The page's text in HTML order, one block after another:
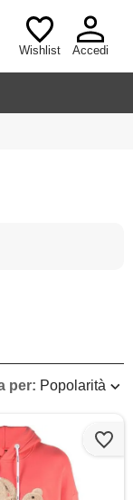
Wishlist Accedi
per: Popolarità